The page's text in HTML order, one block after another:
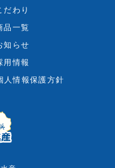
だわり
品一覧
知らせ
用情報
人情報保護方針